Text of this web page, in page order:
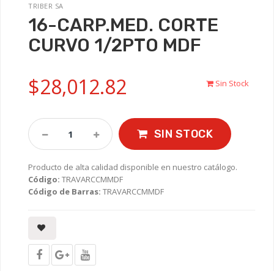
TRIBER SA
16-CARP.MED. CORTE
CURVO 1/2PTO MDF
Sin Stock
$28,012.82
SIN STOCK
Producto de alta calidad disponible en nuestro catálogo.
Código: TRAVARCCMMDF
Código de Barras: TRAVARCCMMDF